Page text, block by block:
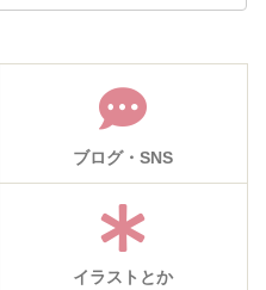
ブログ・SNS
イラストとか